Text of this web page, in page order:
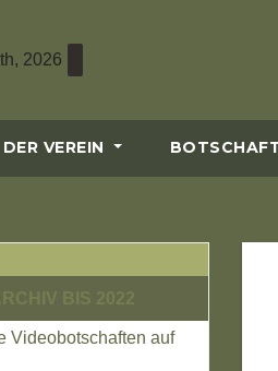
2026
DER VEREIN
Videobotschaften auf